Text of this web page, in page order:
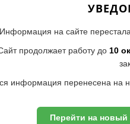
на сайте
продолжает работу до 10
информация перенесена на
Перейти на новый